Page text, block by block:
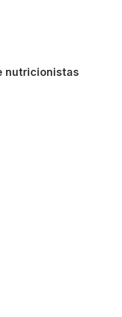
nutricionistas